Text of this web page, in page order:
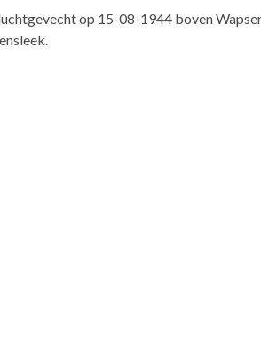
op 15-08-1944 boven